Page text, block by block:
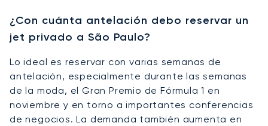
¿Con cuánta antelación debo reservar un
jet privado a São Paulo?
Lo ideal es reservar con varias semanas de
antelación, especialmente durante las semanas
de la moda, el Gran Premio de Fórmula 1 en
noviembre y en torno a importantes conferencias
de negocios. La demanda también aumenta en